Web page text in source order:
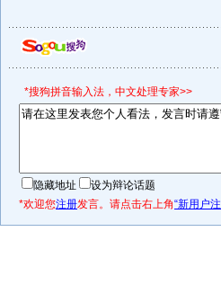
*搜狗拼音输入法，中文处理专家>>
隐藏地址
设为辩论话题
*欢迎您注册发言。请点击右上角“新用户